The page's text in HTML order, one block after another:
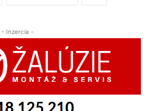
- Inzercia -